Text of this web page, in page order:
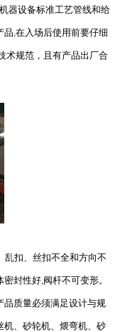
器设备标准工艺管线和给
品 在入场后使用前要仔细
术规范，且有产品出厂合
乱扣、丝扣不全和方向不
密封性好, 阀杆不可变形。
品质量必须满足设计与规
机、砂轮机、煨弯机、砂